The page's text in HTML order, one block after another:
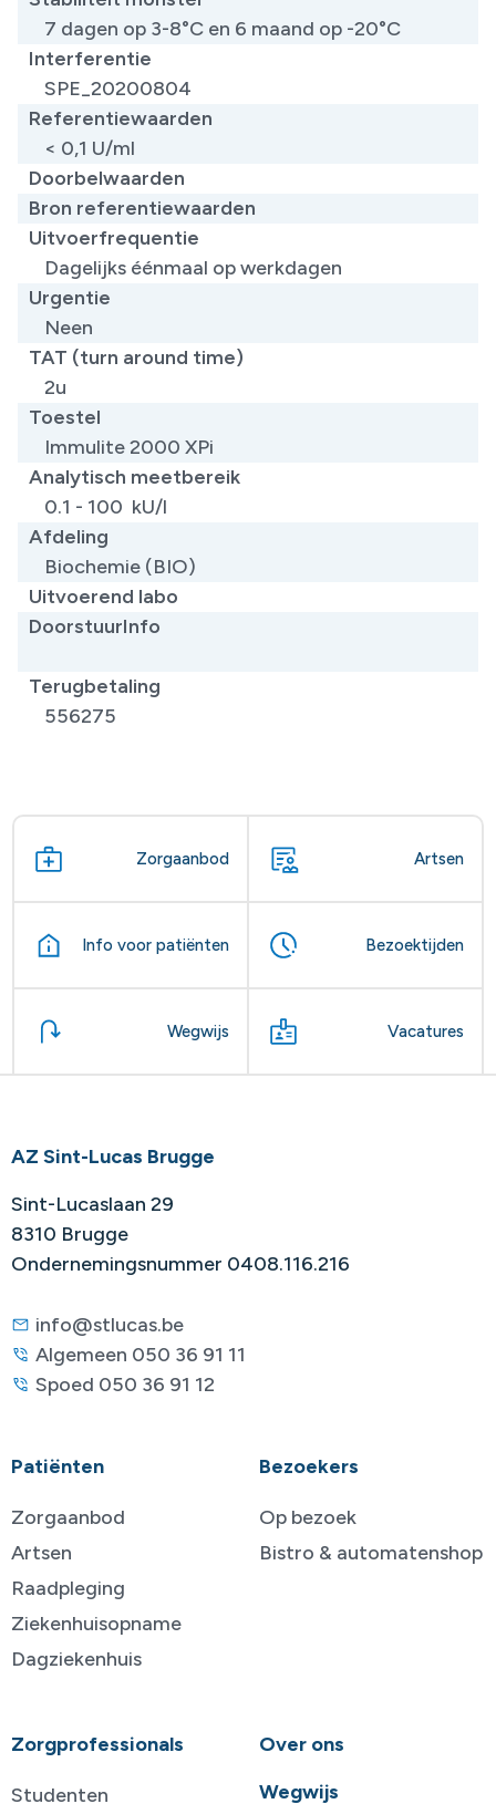
7 dagen op 3-8°C en 6 maand op -20°C
Interferentie
SPE_20200804
Referentiewaarden
< 0,1 U/ml
Doorbelwaarden
Bron referentiewaarden
Uitvoerfrequentie
Dagelijks éénmaal op werkdagen
Urgentie
Neen
TAT (turn around time)
2u
Toestel
Immulite 2000 XPi
Analytisch meetbereik
0.1 - 100 kU/l
Afdeling
Biochemie (BIO)
Uitvoerend labo
DoorstuurInfo
Terugbetaling
556275
Zorgaanbod Artsen
Info voor patiënten Bezoektijden
Wegwijs Vacatures
AZ Sint-Lucas Brugge
Sint-Lucaslaan 29
8310 Brugge
Ondernemingsnummer 0408.116.216
info@stlucas.be
Algemeen 050 36 91 11
Spoed 050 36 91 12
Patiënten
Zorgaanbod
Artsen
Raadpleging
Ziekenhuisopname
Dagziekenhuis
Bezoekers
Op bezoek
Bistro & automatenshop
Zorgprofessionals
Studenten
Over ons
Wegwijs